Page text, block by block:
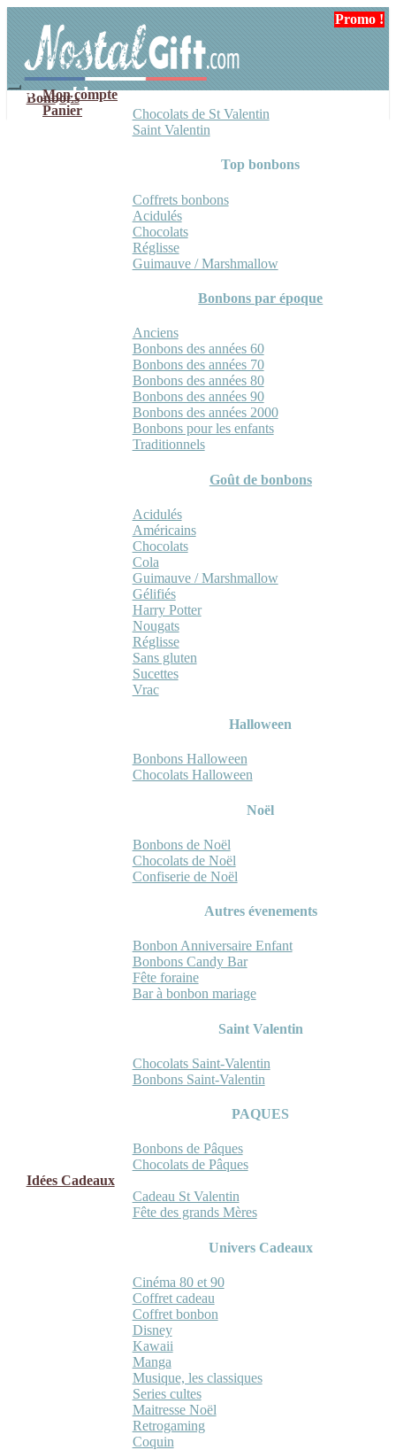
navigation
contenu
Mon compte
Panier
Bonbons
Chocolats de St Valentin
Saint Valentin
Top bonbons
Coffrets bonbons
Acidulés
Chocolats
Réglisse
Guimauve / Marshmallow
Bonbons par époque
Anciens
Bonbons des années 60
Bonbons des années 70
Bonbons des années 80
Bonbons des années 90
Bonbons des années 2000
Bonbons pour les enfants
Traditionnels
Goût de bonbons
Acidulés
Américains
Chocolats
Cola
Guimauve / Marshmallow
Gélifiés
Harry Potter
Nougats
Réglisse
Sans gluten
Sucettes
Vrac
Halloween
Bonbons Halloween
Chocolats Halloween
Noël
Bonbons de Noël
Chocolats de Noël
Confiserie de Noël
Autres évenements
Bonbon Anniversaire Enfant
Bonbons Candy Bar
Fête foraine
Bar à bonbon mariage
Saint Valentin
Chocolats Saint-Valentin
Bonbons Saint-Valentin
PAQUES
Bonbons de Pâques
Chocolats de Pâques
Idées Cadeaux
Cadeau St Valentin
Fête des grands Mères
Univers Cadeaux
Cinéma 80 et 90
Coffret cadeau
Coffret bonbon
Disney
Kawaii
Manga
Musique, les classiques
Series cultes
Maitresse Noël
Retrogaming
Coquin
Promo !
Promo !
Promo !
Promo !